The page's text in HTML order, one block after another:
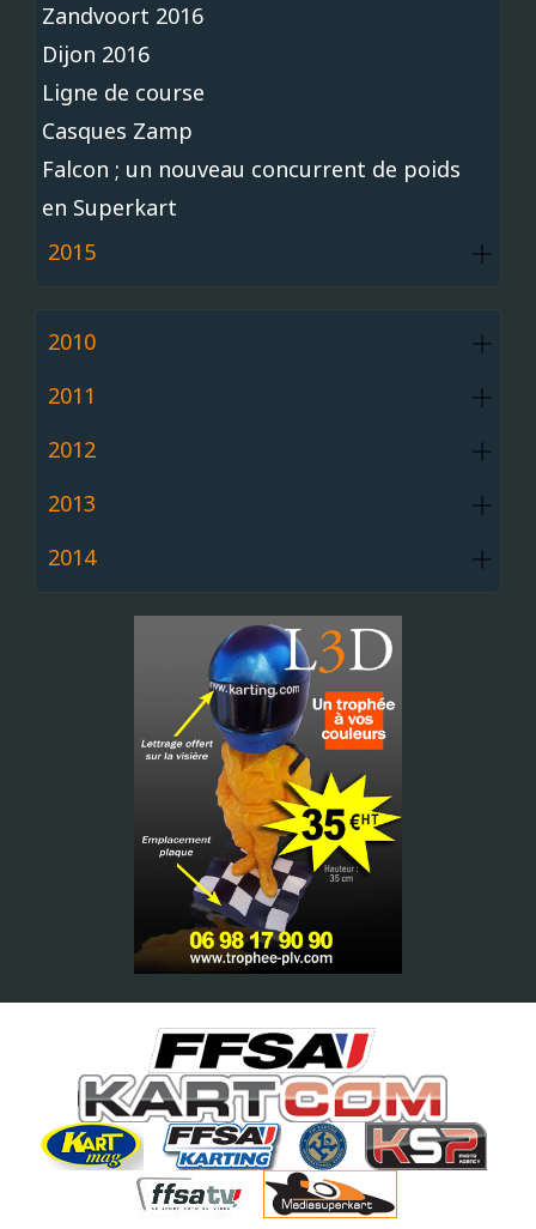
Zandvoort 2016
Dijon 2016
Ligne de course
Casques Zamp
Falcon ; un nouveau concurrent de poids
en Superkart
2015
2010
2011
2012
2013
2014